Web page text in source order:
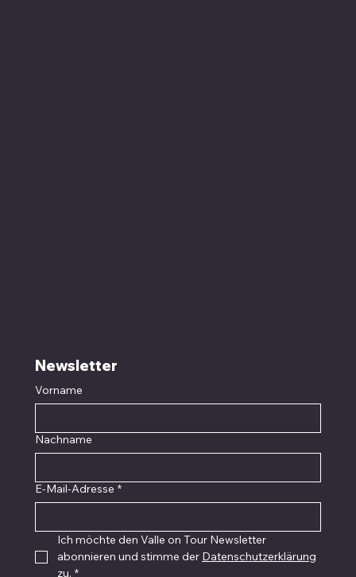
Newsletter
Vorname
Nachname
E-Mail-Adresse *
Ich möchte den Valle on Tour Newsletter
abonnieren und stimme der Datenschutzerklärung
zu. *